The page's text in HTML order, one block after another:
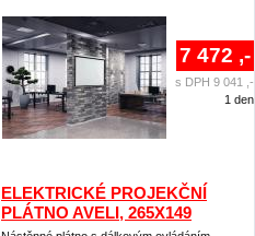
ELEKTRICKÉ PROJEKČNÍ
PLÁTNO AVELI, 265X149
7 472 ,-
s DPH 9 041 ,-
1 den